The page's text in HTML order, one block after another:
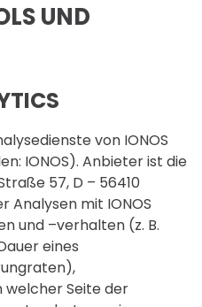
UND
von IONOS
IONOS). Anbieter ist die
57, D – 56410
Analysen mit IONOS
und –verhalten (z. B.
eines
welcher Seite der